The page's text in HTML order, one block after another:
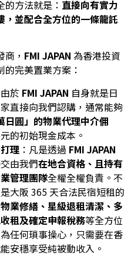
方法就是： 直接向有實力
，並配合全方位的一條龍託
， FMI JAPAN 為香港投資
完美置業方案：
由於 FMI JAPAN 自身就是日
直接向我們認購，通常能夠
圓」的物業代理中介佣
的初始現金成本。
理 ：凡是透過 FMI JAPAN
由我們在地合資格、且持有
管理團隊全權全權負責。不
大阪 365 天合法民宿短租的
業修繕、星級退租清潔、多
租及確定申報稅務等全方位
任何瑣事操心，只需要在香
安穩享受純被動收入。